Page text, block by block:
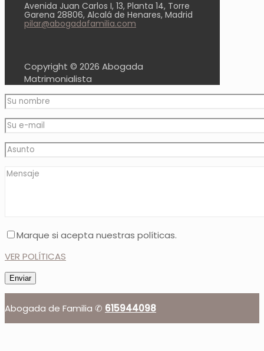
Avenida Juan Carlos I, 13, Planta 14, Torre
Garena 28806, Alcalá de Henares, Madrid
pilar@abogadafamilia.com
Copyright © 2026 Abogada
Matrimonialista
Marque si acepta nuestras políticas.
VER POLÍTICAS
Abogada de Familia ✆ 615944098